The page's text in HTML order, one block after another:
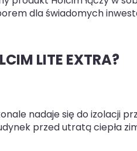
dla świadomych
LITE EXTRA?
nadaje się do izolacji
przed utratą ciepła